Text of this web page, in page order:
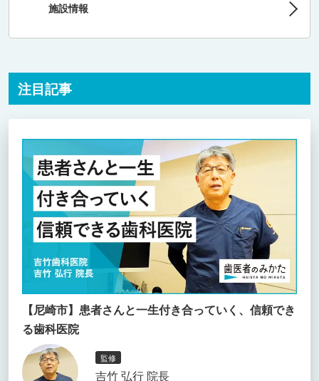
施設情報
注目記事
【尼崎市】患者さんと一生付き合っていく、信頼でき
る歯科医院
監修
吉竹 弘行 院長